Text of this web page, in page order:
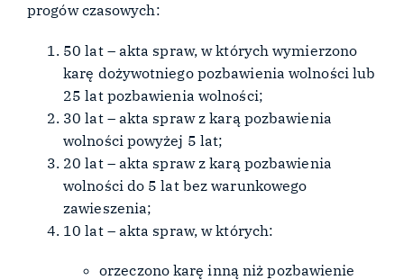
progów czasowych:
50 lat – akta spraw, w których wymierzono
karę dożywotniego pozbawienia wolności lub
25 lat pozbawienia wolności;
30 lat – akta spraw z karą pozbawienia
wolności powyżej 5 lat;
20 lat – akta spraw z karą pozbawienia
wolności do 5 lat bez warunkowego
zawieszenia;
10 lat – akta spraw, w których:
orzeczono karę inną niż pozbawienie